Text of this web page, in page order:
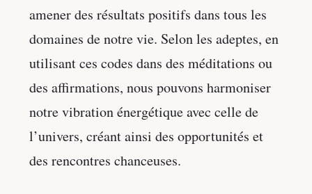
amener des résultats positifs dans tous les
domaines de notre vie. Selon les adeptes, en
utilisant ces codes dans des méditations ou
des affirmations, nous pouvons harmoniser
notre vibration énergétique avec celle de
l’univers, créant ainsi des opportunités et
des rencontres chanceuses.